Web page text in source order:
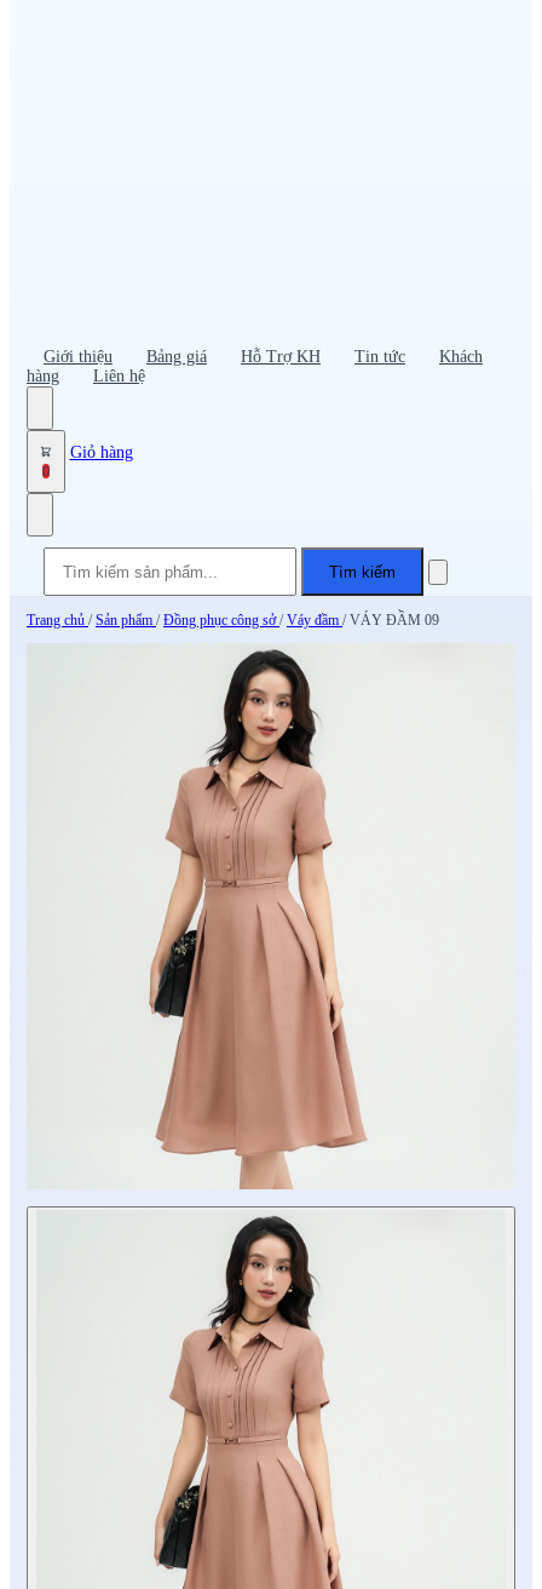
Giới thiệu Bảng giá Hỗ Trợ KH Tin tức
Khách
hàng
Liên hệ
0
Giỏ hàng
Tìm kiếm
Trang chủ / Sản phẩm / Đồng phục công sở/ Váy đầm / VÁY ĐẦM 09